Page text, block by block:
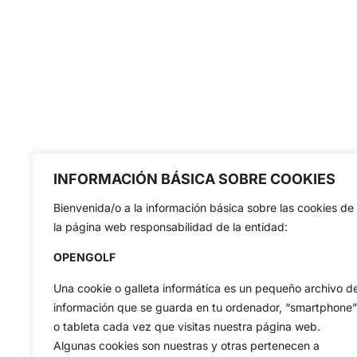
INFORMACIÓN BÁSICA SOBRE COOKIES
Bienvenida/o a la información básica sobre las cookies de
la página web responsabilidad de la entidad:
OPENGOLF
Una cookie o galleta informática es un pequeño archivo
información que se guarda en tu ordenador, “smartphone”
o tableta cada vez que visitas nuestra página web.
Algunas cookies son nuestras y otras pertenecen a